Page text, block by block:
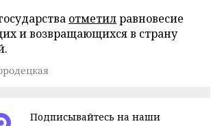
отметилравновесие
и возвращающихся в страну
Подписывайтесь на наши